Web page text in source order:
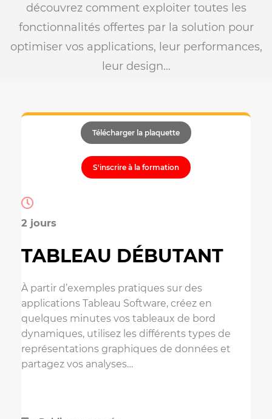
découvrez comment exploiter toutes les
fonctionnalités offertes par la solution pour
optimiser vos applications, leur performances,
leur design…
Télécharger la plaquette
S'inscrire à la formation
2 jours
TABLEAU DÉBUTANT
À partir d’exemples pratiques sur des
applications Tableau Software, créez en
quelques minutes vos tableaux de bord
dynamiques, utilisez les différents types de
représentations graphiques de données et
partagez vos analyses…